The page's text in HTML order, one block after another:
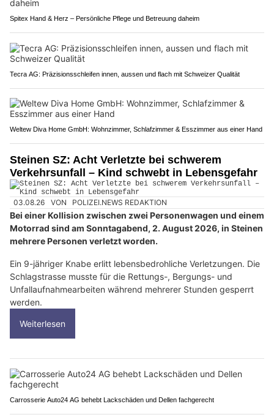
Spitex Hand & Herz – Persönliche Pflege und Betreuung daheim
Tecra AG: Präzisionsschleifen innen, aussen und flach mit Schweizer Qualität
Weltew Diva Home GmbH: Wohnzimmer, Schlafzimmer & Esszimmer aus einer Hand
Steinen SZ: Acht Verletzte bei schwerem
Verkehrsunfall – Kind schwebt in Lebensgefahr
03.08.26 VON POLIZEI.NEWS REDAKTION
Bei einer Kollision zwischen zwei Personenwagen und einem
Motorrad sind am Sonntagabend, 2. August 2026, in Steinen
mehrere Personen verletzt worden.
Ein 9-jähriger Knabe erlitt lebensbedrohliche Verletzungen. Die
Schlagstrasse musste für die Rettungs-, Bergungs- und
Unfallaufnahmearbeiten während mehrerer Stunden gesperrt
werden.
Weiterlesen
Carrosserie Auto24 AG behebt Lackschäden und Dellen fachgerecht